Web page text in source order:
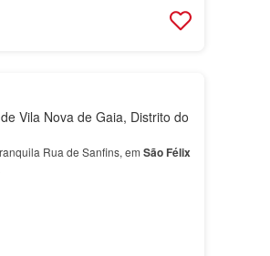
Vila Nova de Gaia, Distrito do
Rua de Sanfins, em São Félix